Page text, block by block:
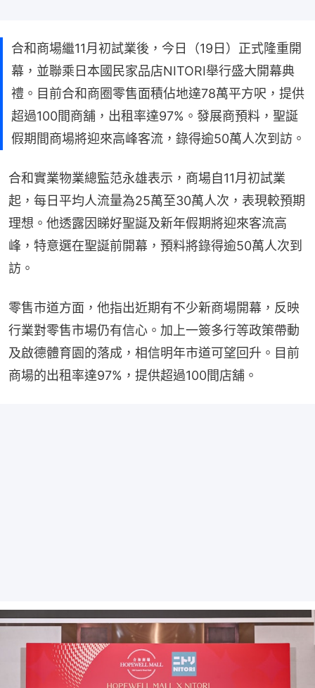
合和商場繼11月初試業後，今日（19日）正式隆重開
幕，並聯乘日本國民家品店NITORI舉行盛大開幕典
禮。目前合和商圈零售面積佔地達78萬平方呎，提供
超過100間商舖，出租率達97%。發展商預料，聖誕
假期間商場將迎來高峰客流，錄得逾50萬人次到訪。
合和實業物業總監范永雄表示，商場自11月初試業
起，每日平均人流量為25萬至30萬人次，表現較預期
理想。他透露因睇好聖誕及新年假期將迎來客流高
峰，特意選在聖誕前開幕，預料將錄得逾50萬人次到
訪。
零售市道方面，他指出近期有不少新商場開幕，反映
行業對零售市場仍有信心。加上一簽多行等政策帶動
及啟德體育園的落成，相信明年市道可望回升。目前
商場的出租率達97%，提供超過100間店舖。